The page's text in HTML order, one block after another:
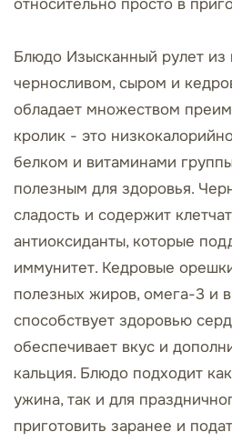
относительно просто в
Блюдо Изысканный рулет из
черносливом, сыром и
обладает множеством
кролик - это
белком и витаминами
полезным для здоровья.
сладость и содержит
антиоксиданты, которые
иммунитет. Кедровые
полезных жиров, омега-3 и
способствует здоровью
обеспечивает вкус и
кальция. Блюдо подходит
ужина, так и для
приготовить заранее и